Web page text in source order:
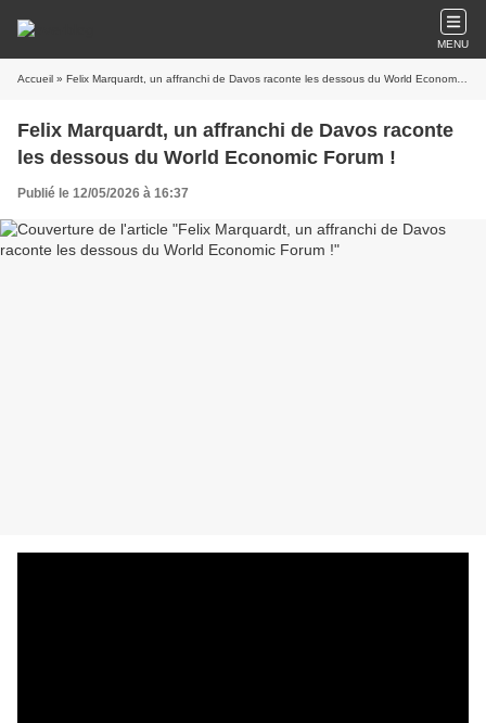
MENU
Accueil » Felix Marquardt, un affranchi de Davos raconte les dessous du World Economic Forum !
Felix Marquardt, un affranchi de Davos raconte
les dessous du World Economic Forum !
Publié le 12/05/2026 à 16:37